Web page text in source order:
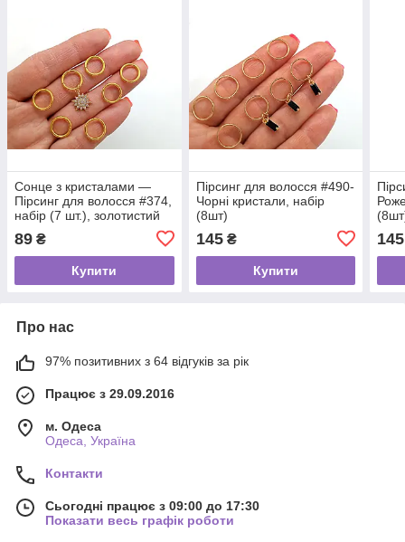
Сонце з кристалами —
Пірсинг для волосся #374,
набір (7 шт.), золотистий
89 ₴
Купити
Пірсинг для волосся #490-
Чорні кристали, набір
(8шт)
145₴
Купити
145
Про нас
97% позитивних з 64 відгуків за рік
Працює з 29.09.2016
м. Одеса
Одеса, Україна
Контакти
Сьогодні працює з 09:00 до 17:30
Показати весь графік роботи